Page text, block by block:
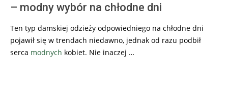
– modny wybór na chłodne dni
Ten typ damskiej odzieży odpowiedniego na chłodne dni
pojawił się w trendach niedawno, jednak od razu podbił
serca modnych kobiet. Nie inaczej …